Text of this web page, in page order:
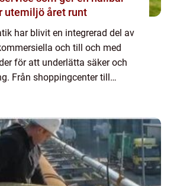
utemiljö året runt
har blivit en integrerad del av
och till och med
för att underlätta säker och
Från shoppingcenter till